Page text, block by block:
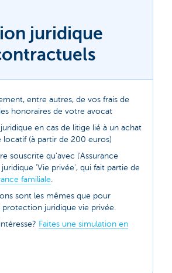
juridique
entre autres, de vos frais de
honoraires de votre avocat
en cas de litige lié à un achat
locatif (à partir de 200 euros)
souscrite qu'avec l'Assurance
'Vie privée', qui fait partie de
familiale.
sont les mêmes que pour
protection juridique vie privée.
Faites une simulation en